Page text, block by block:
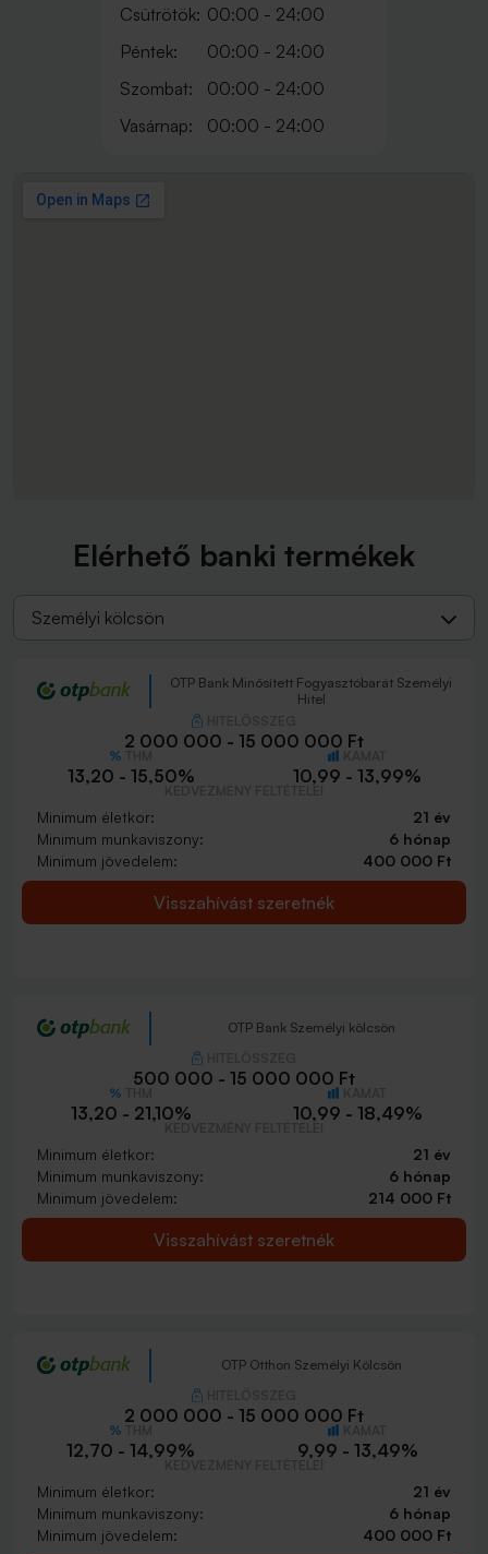
Csütrötök: 00:00 - 24:00
Péntek:
00:00 - 24:00
Szombat:
00:00 - 24:00
Vasárnap:
00:00 - 24:00
Elérhető banki termékek
Személyi kölcsön
OTP Bank Minősített Fogyasztóbarát Személyi
Hitel
2 000 000 - 15 000 000 Ft
13,20 - 15,50% 10,99 - 13,99%
Minimum életkor:
21 év
Minimum munkaviszony:
6 hónap
Minimum jövedelem:
400 000 Ft
Visszahívást szeretnék
OTP Bank Személyi kölcsön
500 000 - 15 000 000 Ft
13,20 - 21,10% 10,99 - 18,49%
Minimum életkor:
21 év
Minimum munkaviszony:
6 hónap
Minimum jövedelem:
214 000 Ft
Visszahívást szeretnék
OTP Otthon Személyi Kölcsön
2 000 000 - 15 000 000 Ft
12,70 - 14,99% 9,99 - 13,49%
Minimum életkor:
21 év
Minimum munkaviszony:
6 hónap
Minimum jövedelem:
400 000 Ft